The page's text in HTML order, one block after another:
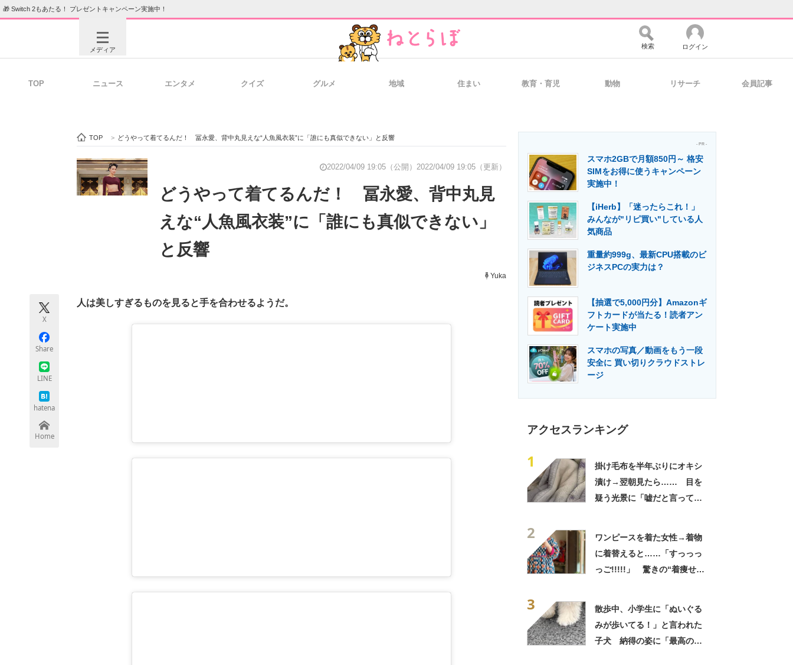
🎁 Switch 2もあたる！ プレゼントキャンペーン実施中！
メディア
ビジネスと働き方のヒント 経営リーダーのコミュニティ マーケ×ITの今がよく分かる
ITエンジニア向け専門サイト 企業向けIT製品の総合サイト IT製品の技術・比較・事例 製造業のIT導入・活用を支援
エネルギーの専門メディア 建設×テクノロジーの最前線
検索 ログイン
TOP ニュース エンタメ クイズ グルメ 地域 住まい 教育・育児 動物 リサーチ 会員記事
TOP > どうやって着てるんだ！ 冨永愛、背中丸見えな“人魚風衣装”に「誰にも真似できない」と反響
2022/04/09 19:05（公開） 2022/04/09 19:05（更新）
どうやって着てるんだ！ 冨永愛、背中丸見
えな“人魚風衣装”に「誰にも真似できない」
と反響
Yuka
X
Share
LINE
hatena
Home
人は美しすぎるものを見ると手を合わせるようだ。
- PR -
スマホ2GBで月額850円～ 格安
SIMをお得に使うキャンペーン
実施中！
【iHerb】「迷ったらこれ！」
みんなが"リピ買い"している人
気商品
重量約999g、最新CPU搭載のビ
ジネスPCの実力は？
【抽選で5,000円分】Amazonギ
フトカードが当たる！読者アン
ケート実施中
スマホの写真／動画をもう一段
安全に 買い切りクラウドストレ
ージ
アクセスランキング
1
掛け毛布を半年ぶりにオキシ
漬け→翌朝見たら…… 目を
疑う光景に「嘘だと言ってく
2
ワンピースを着た女性→着物
に着替えると……「すっっっ
っご!!!!!」 驚きの“着痩せ
3
散歩中、小学生に「ぬいぐる
みが歩いてる！」と言われた
子犬 納得の姿に「最高の褒